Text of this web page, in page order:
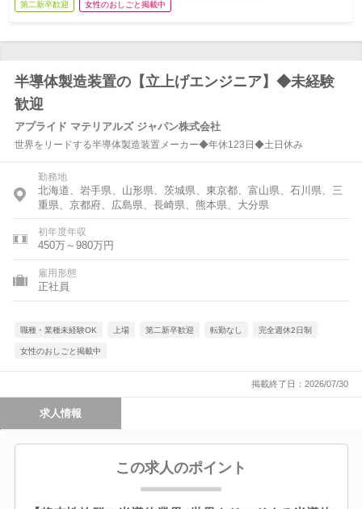
第二新卒歓迎 女性のおしごと掲載中
半導体製造装置の【立上げエンジニア】◆未経験
歓迎
アプライド マテリアルズ ジャパン株式会社
世界をリードする半導体製造装置メーカー◆年休123日◆土日休み
勤務地
北海道、岩手県、山形県、茨城県、東京都、富山県、石川県、三
重県、京都府、広島県、長崎県、熊本県、大分県
初年度年収
450万～980万円
雇用形態
正社員
職種・業種未経験OK 上場 第二新卒歓迎 転勤なし 完全週休2日制
女性のおしごと掲載中
掲載終了日：2026/07/30
求人情報
この求人のポイント